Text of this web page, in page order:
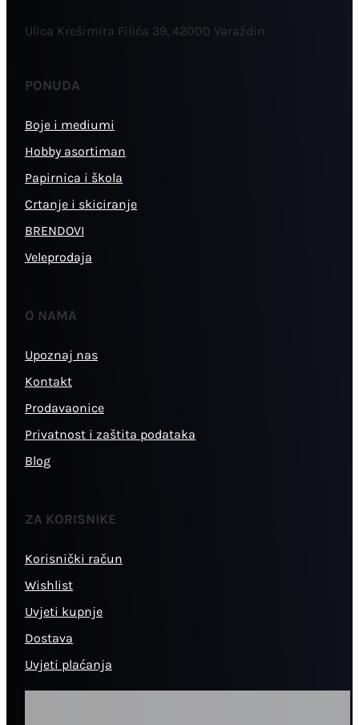
Ulica Krešimira Filića 39, 42000 Varaždin
PONUDA
Boje i mediumi
Hobby asortiman
Papirnica i škola
Crtanje i skiciranje
BRENDOVI
Veleprodaja
O NAMA
Upoznaj nas
Kontakt
Prodavaonice
Privatnost i zaštita podataka
Blog
ZA KORISNIKE
Korisnički račun
Wishlist
Uvjeti kupnje
Dostava
Uvjeti plaćanja